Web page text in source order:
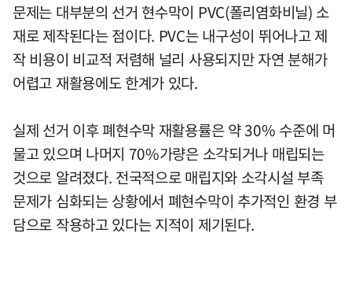
문제는 대부분의 선거 현수막이 PVC(폴리염화비닐) 소
재로 제작된다는 점이다. PVC는 내구성이 뛰어나고 제
작 비용이 비교적 저렴해 널리 사용되지만 자연 분해가
어렵고 재활용에도 한계가 있다.
실제 선거 이후 폐현수막 재활용률은 약 30% 수준에 머
물고 있으며 나머지 70%가량은 소각되거나 매립되는
것으로 알려졌다. 전국적으로 매립지와 소각시설 부족
문제가 심화되는 상황에서 폐현수막이 추가적인 환경 부
담으로 작용하고 있다는 지적이 제기된다.